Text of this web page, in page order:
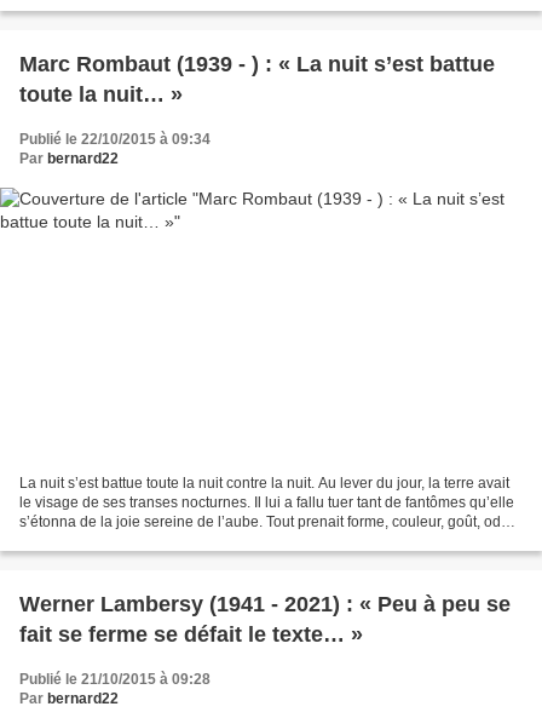
Marc Rombaut (1939 - ) : « La nuit s’est battue
toute la nuit… »
Publié le 22/10/2015 à 09:34
Par bernard22
La nuit s’est battue toute la nuit contre la nuit. Au lever du jour, la terre avait
le visage de ses transes nocturnes. Il lui a fallu tuer tant de fantômes qu’elle
s’étonna de la joie sereine de l’aube. Tout prenait forme, couleur, goût, odeur
Werner Lambersy (1941 - 2021) : « Peu à peu se
fait se ferme se défait le texte… »
Publié le 21/10/2015 à 09:28
Par bernard22